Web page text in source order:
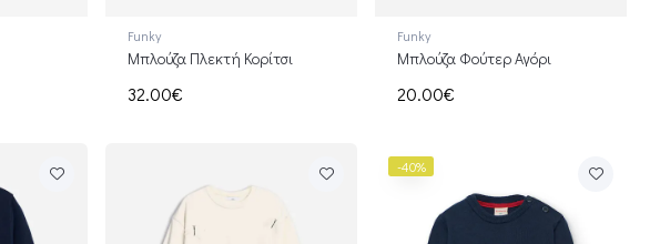
Funky
Μπλούζα Πλεκτή Κορίτσι
32.00€
Funky
Μπλούζα Φούτερ Αγόρι
20.00€
-40%